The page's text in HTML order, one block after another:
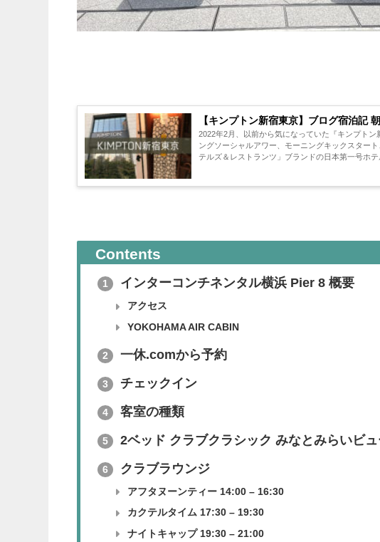
【キンプトン新宿東京】ブログ宿泊記
2022年2月、以前から気になっていた『キンプト
ングソーシャルアワー、モーニングキックスタート、朝食の様子をご紹介し
テルズ＆レストランツ」ブランドの日本第一号ホテ
Contents
1 インターコンチネンタル横浜 Pier 8 概要
アクセス
YOKOHAMA AIR CABIN
2 一休.comから予約
3 チェックイン
4 客室の種類
5 2ベッド クラブクラシック みなとみらいビ
6 クラブラウンジ
アフタヌーンティー 14:00 – 16:30
カクテルタイム 17:30 – 19:30
ナイトキャップ 19:30 – 21:00